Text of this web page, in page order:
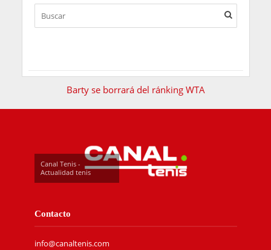
Barty se borrará del ránking WTA
Canal Tenis -
Actualidad tenis
Contacto
info@canaltenis.com